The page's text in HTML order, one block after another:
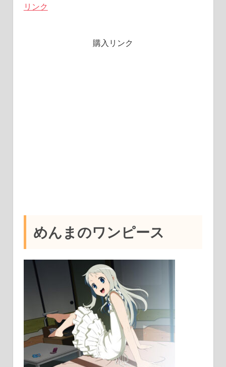
リンク
購入リンク
めんまのワンピース